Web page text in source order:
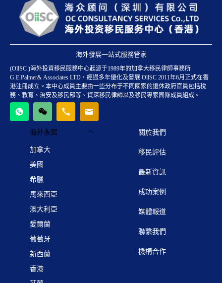
海外發展一站式服務管家
(OllSC )海外投資移民服務中心起源于1989年的加拿大移民律師事務所
G.E.Palmer& Associates LTD，經過多年優化及發展 OllSC 2011年6月正式在香
港注冊成立。本中心成員主要由一些分布于不同國家的退休政府官員包括稅
務、教育、治安及移民部等、資深移民律師以及移民專家團隊成員組成。
海外永居
加拿大
美國
希臘
馬來西亞
澳大利亞
愛爾蘭
葡萄牙
新西蘭
香港
關於我們
移民評估
最新資訊
成功案例
媒體報道
聯繫我們
機構合作